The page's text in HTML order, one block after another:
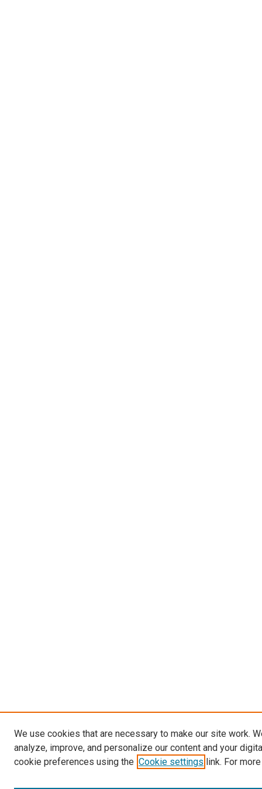
We use cookies that are necessary to make our site work.
analyze, improve, and personalize our content and your
cookie preferences using the Cookie settings link. For